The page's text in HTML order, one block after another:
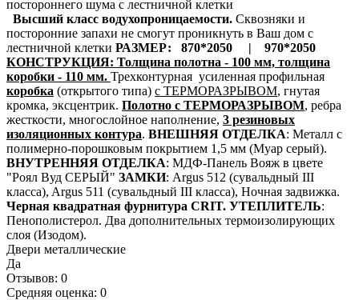
постороннего шума с лестничной клетки
Высший класс водухопроницаемости. Сквозняки и
посторонние запахи не смогут проникнуть в Ваш дом с
лестничной клетки РАЗМЕР: 870*2050 | 970*2050
КОНСТРУКЦИЯ: Толщина полотна - 100 мм, толщина
коробки - 110 мм. Трехконтурная усиленная профильная
коробка (открытого типа) с ТЕРМОРАЗРЫВОМ, гнутая
кромка, эксцентрик. Полотно с ТЕРМОРАЗРЫВОМ, ребра
жесткости, многослойное наполнение, 3 резиновых
изоляционных контура. ВНЕШНЯЯ ОТДЕЛКА: Металл с
полимерно-порошковым покрытием 1,5 мм (Муар серый).
ВНУТРЕННЯЯ ОТДЕЛКА: МДФ-Панель Вояж в цвете
"Роял Вуд СЕРЫЙ" ЗАМКИ: Argus 512 (сувальдный III
класса), Argus 511 (сувальдный III класса), Ночная задвижка.
Черная квадратная фурнитура CRIT. УТЕПЛИТЕЛЬ:
Пенополистерол. Два дополнительных термоизолирующих
слоя (Изодом).
Двери металлические
Да
Отзывов: 0
Средняя оценка: 0